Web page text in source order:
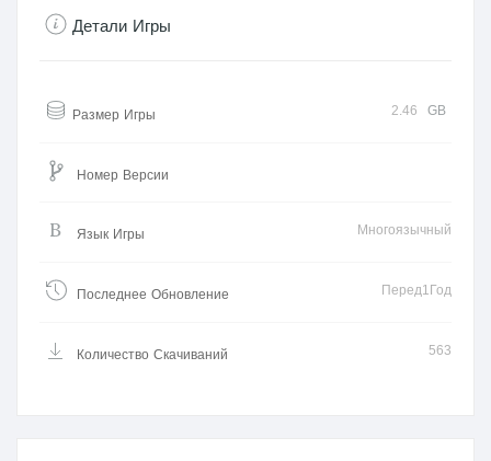
Детали Игры
Размер Игры 2.46 GB
Номер Версии
Язык Игры Многоязычный
Последнее Обновление Перед1Год
Количество Скачиваний 563